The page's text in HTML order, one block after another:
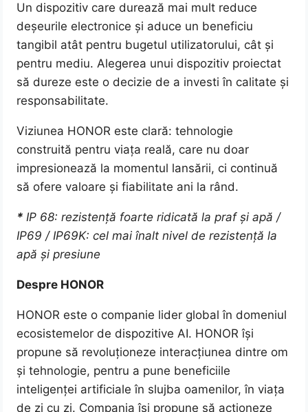
Un dispozitiv care durează mai mult reduce
deșeurile electronice și aduce un beneficiu
tangibil atât pentru bugetul utilizatorului, cât și
pentru mediu. Alegerea unui dispozitiv proiectat
să dureze este o decizie de a investi în calitate și
responsabilitate.
Viziunea HONOR este clară: tehnologie
construită pentru viața reală, care nu doar
impresionează la momentul lansării, ci continuă
să ofere valoare și fiabilitate ani la rând.
*IP 68: rezistență foarte ridicată la praf și apă /
IP69 / IP69K: cel mai înalt nivel de rezistență la
apă și presiune
Despre HONOR
HONOR este o companie lider global în domeniul
ecosistemelor de dispozitive AI. HONOR își
propune să revoluționeze interacțiunea dintre om
și tehnologie, pentru a pune beneficiile
inteligenței artificiale în slujba oamenilor, în viața
de zi cu zi. Compania își propune să acționeze